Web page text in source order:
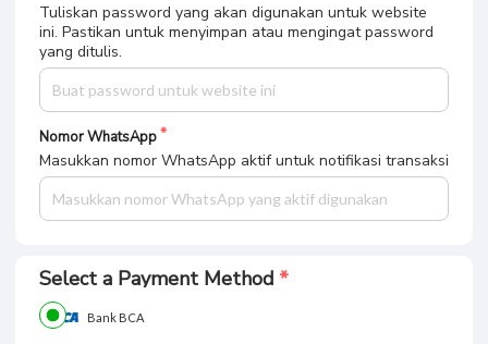
Tuliskan password yang akan digunakan untuk website
ini. Pastikan untuk menyimpan atau mengingat password
yang ditulis.
Nomor WhatsApp
Masukkan nomor WhatsApp aktif untuk notifikasi transaksi
Select a Payment Method
Bank BCA